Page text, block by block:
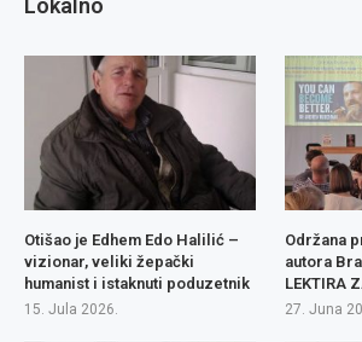
Lokalno
Otišao je Edhem Edo Halilić –
vizionar, veliki žepački
humanist i istaknuti poduzetnik
15. Jula 2026.
Održana
autora
LEKTIRA
27. Juna